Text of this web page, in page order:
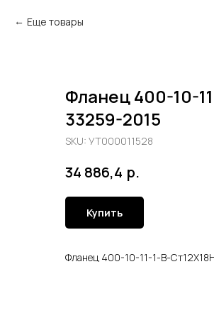
Еще товары
Фланец 400-10-
33259-2015
SKU: УТ000011528
34 886,4 р.
Купить
Фланец 400-10-11-1-В-